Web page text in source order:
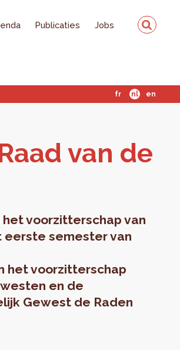
Publicaties Jobs
fr nl en
van de
voorzitterschap van
eerste semester van
het voorzitterschap
en de
Gewest de Raden